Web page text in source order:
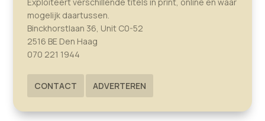
mogelijk daartussen.
Binckhorstlaan 36, Unit C0-52
2516 BE Den Haag
070 221 1944
CONTACT ADVERTEREN